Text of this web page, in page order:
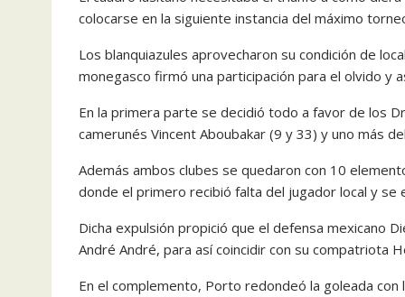
colocarse en la siguiente instancia del máximo
Los blanquiazules aprovecharon su condición de
monegasco firmó una participación para el olvido y
En la primera parte se decidió todo a favor de los
camerunés Vincent Aboubakar (9 y 33) y uno más
Además ambos clubes se quedaron con 10
donde el primero recibió falta del jugador local y
Dicha expulsión propició que el defensa mexicano
André André, para así coincidir con su
En el complemento, Porto redondeó la goleada